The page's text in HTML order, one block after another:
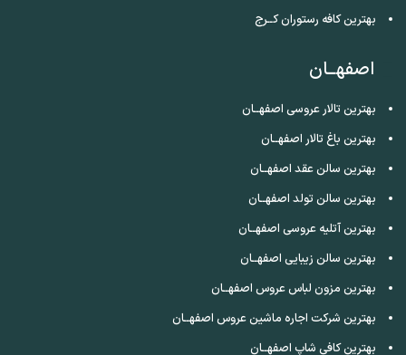
بهترین کافه رستوران کــرج
اصفهــان
بهترین تالار عروسی اصفهــان
بهترین باغ تالار اصفهــان
بهترین سالن عقد اصفهــان
بهترین سالن تولد اصفهــان
بهترین آتلیه عروسی اصفهــان
بهترین سالن زیبایی اصفهــان
بهترین مزون لباس عروس اصفهــان
بهترین شرکت اجاره ماشین عروس اصفهــان
بهترین کافی شاپ اصفهــان